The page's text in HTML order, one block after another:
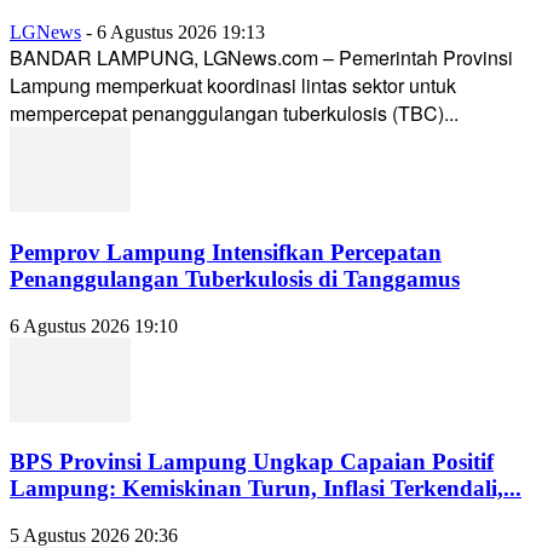
LGNews - 6 Agustus 2026 19:13
BANDAR LAMPUNG, LGNews.com – Pemerintah Provinsi
Lampung memperkuat koordinasi lintas sektor untuk
mempercepat penanggulangan tuberkulosis (TBC)...
Pemprov Lampung Intensifkan Percepatan
Penanggulangan Tuberkulosis di Tanggamus
6 Agustus 2026 19:10
BPS Provinsi Lampung Ungkap Capaian Positif
Lampung: Kemiskinan Turun, Inflasi Terkendali,...
5 Agustus 2026 20:36